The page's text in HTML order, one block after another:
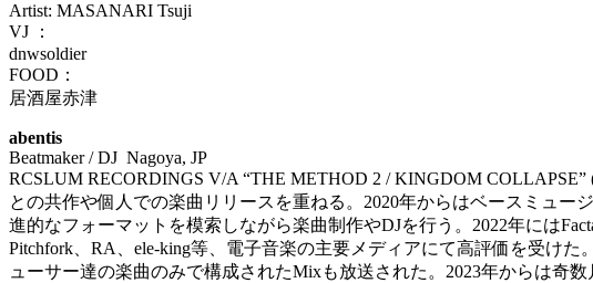
Artist: MASANARI Tsuji
VJ
：
dnwsoldier
FOOD ：
居酒屋赤津
abentis
Beatmaker / DJ Nagoya, JP
RCSLUM RECORDINGS V/A “THE METHOD 2 / KINGDOM COLLAPSE”
との共作や個人での楽曲リリースを重ねる。 2020年からはベースミュー
進的なフォーマットを模索しながら楽曲制作やDJを行う。 2022年には
Pitchfork
RA ele-king等、電子音楽の主要メディアにて高評価を受けた
ューサー達の楽曲のみで構成されたMixも放送された。 2023年からは奇数